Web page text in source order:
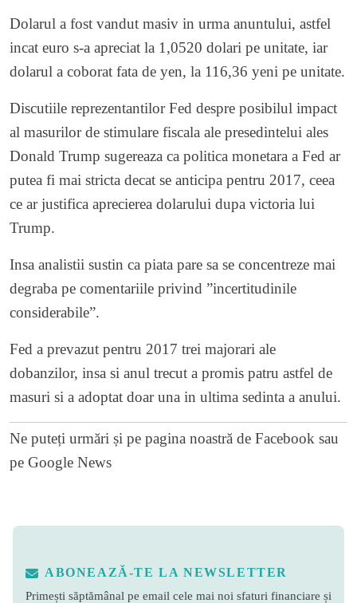
Dolarul a fost vandut masiv in urma anuntului, astfel
incat euro s-a apreciat la 1,0520 dolari pe unitate, iar
dolarul a coborat fata de yen, la 116,36 yeni pe unitate.
Discutiile reprezentantilor Fed despre posibilul impact
al masurilor de stimulare fiscala ale presedintelui ales
Donald Trump sugereaza ca politica monetara a Fed ar
putea fi mai stricta decat se anticipa pentru 2017, ceea
ce ar justifica aprecierea dolarului dupa victoria lui
Trump.
Insa analistii sustin ca piata pare sa se concentreze mai
degraba pe comentariile privind ”incertitudinile
considerabile”.
Fed a prevazut pentru 2017 trei majorari ale
dobanzilor, insa si anul trecut a promis patru astfel de
masuri si a adoptat doar una in ultima sedinta a anului.
Ne puteți urmări și pe pagina noastră de Facebook sau
pe Google News
ABONEAZĂ-TE LA NEWSLETTER
Primești săptămânal pe email cele mai noi sfaturi financiare și